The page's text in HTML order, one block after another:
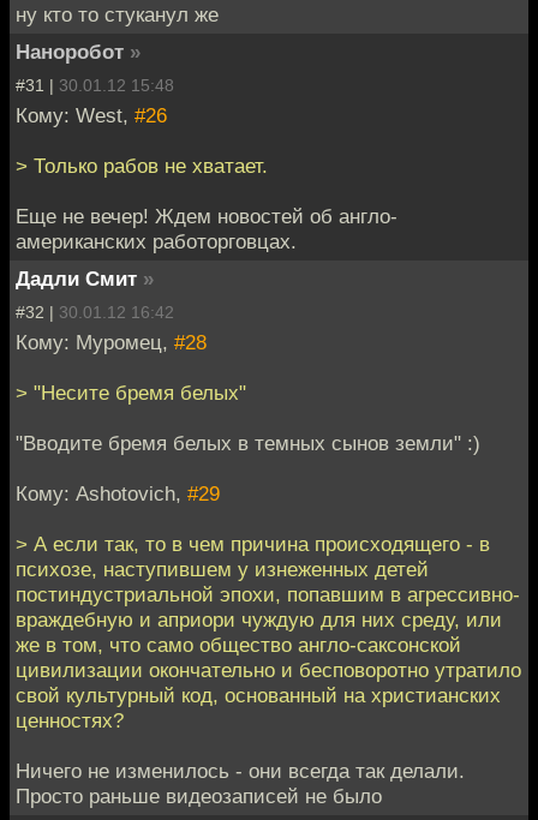
ну кто то стуканул же
Наноробот »
#31 | 30.01.12 15:48
Кому: West, #26
> Только рабов не хватает.
Еще не вечер! Ждем новостей об англо-
американских работорговцах.
Дадли Смит »
#32 | 30.01.12 16:42
Кому: Муромец, #28
> "Несите бремя белых"
"Вводите бремя белых в темных сынов земли" :)
Кому: Ashotovich, #29
> А если так, то в чем причина происходящего - в
психозе, наступившем у изнеженных детей
постиндустриальной эпохи, попавшим в агрессивно-
враждебную и априори чуждую для них среду, или
же в том, что само общество англо-саксонской
цивилизации окончательно и бесповоротно утратило
свой культурный код, основанный на христианских
ценностях?
Ничего не изменилось - они всегда так делали.
Просто раньше видеозаписей не было